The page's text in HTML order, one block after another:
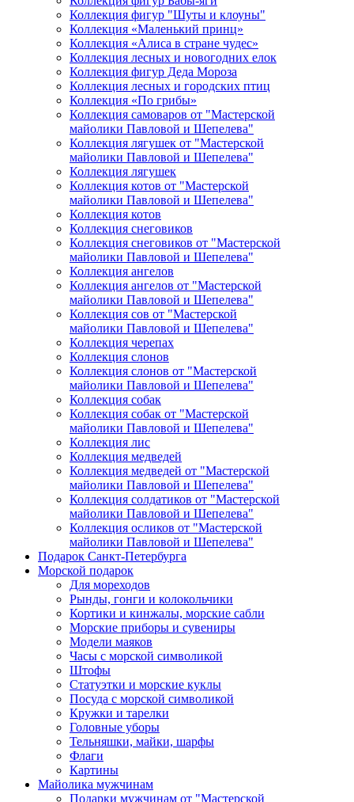
Коллекция фигур "Шуты и клоуны"
Коллекция «Маленький принц»
Коллекция «Алиса в стране чудес»
Коллекция лесных и новогодних елок
Коллекция фигур Деда Мороза
Коллекция лесных и городских птиц
Коллекция «По грибы»
Коллекция самоваров от "Мастерской
майолики Павловой и Шепелева"
Коллекция лягушек от "Мастерской
майолики Павловой и Шепелева"
Коллекция лягушек
Коллекция котов от "Мастерской
майолики Павловой и Шепелева"
Коллекция котов
Коллекция снеговиков
Коллекция снеговиков от "Мастерской
майолики Павловой и Шепелева"
Коллекция ангелов
Коллекция ангелов от "Мастерской
майолики Павловой и Шепелева"
Коллекция сов от "Мастерской
майолики Павловой и Шепелева"
Коллекция черепах
Коллекция слонов
Коллекция слонов от "Мастерской
майолики Павловой и Шепелева"
Коллекция собак
Коллекция собак от "Мастерской
майолики Павловой и Шепелева"
Коллекция лис
Коллекция медведей
Коллекция медведей от "Мастерской
майолики Павловой и Шепелева"
Коллекция солдатиков от "Мастерской
майолики Павловой и Шепелева"
Коллекция осликов от "Мастерской
майолики Павловой и Шепелева"
Подарок Санкт-Петербурга
Морской подарок
Для мореходов
Рынды, гонги и колокольчики
Кортики и кинжалы, морские сабли
Морские приборы и сувениры
Модели маяков
Часы с морской символикой
Штофы
Статуэтки и морские куклы
Посуда с морской символикой
Кружки и тарелки
Головные уборы
Тельняшки, майки, шарфы
Флаги
Картины
Майолика мужчинам
Подарки мужчинам от "Мастерской